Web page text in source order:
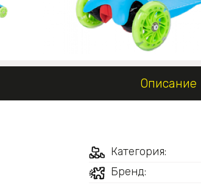
Описание
Категория:
Бренд: